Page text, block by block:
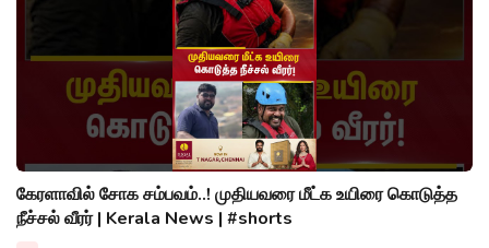
கேரளாவில் சோக சம்பவம்..! முதியவரை மீட்க உயிரை கொடுத்த
நீச்சல் வீரர் | Kerala News | #shorts